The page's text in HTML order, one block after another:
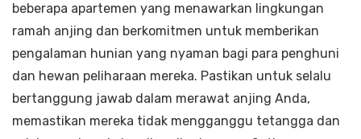
beberapa apartemen yang menawarkan lingkungan
ramah anjing dan berkomitmen untuk memberikan
pengalaman hunian yang nyaman bagi para penghuni
dan hewan peliharaan mereka. Pastikan untuk selalu
bertanggung jawab dalam merawat anjing Anda,
memastikan mereka tidak mengganggu tetangga dan